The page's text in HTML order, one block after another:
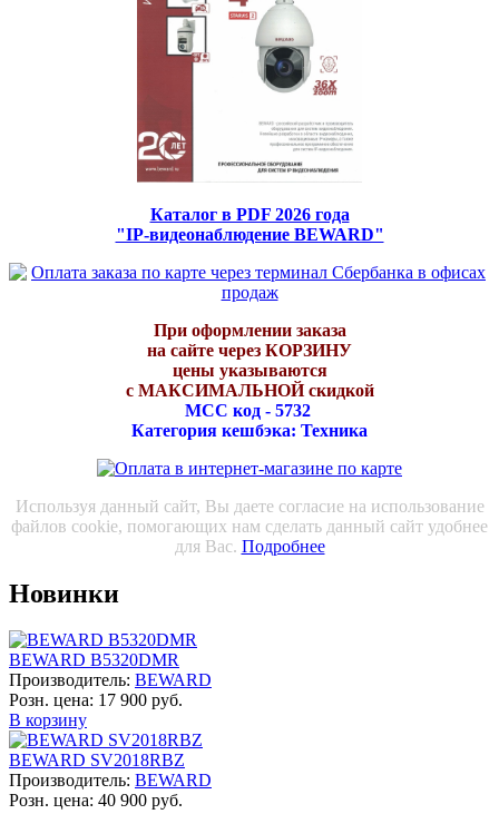
Каталог в PDF 2026 года
"IP-видеонаблюдение BEWARD"
При оформлении заказа
на сайте через КОРЗИНУ
цены указываются
с МАКСИМАЛЬНОЙ скидкой
МСС код - 5732
Категория кешбэка: Техника
Используя данный сайт, Вы даете согласие на использование
файлов cookie, помогающих нам сделать данный сайт удобнее
для Вас. Подробнее
Новинки
BEWARD B5320DMR
Производитель: BEWARD
Розн. цена: 17 900 руб.
В корзину
BEWARD SV2018RBZ
Производитель: BEWARD
Розн. цена: 40 900 руб.